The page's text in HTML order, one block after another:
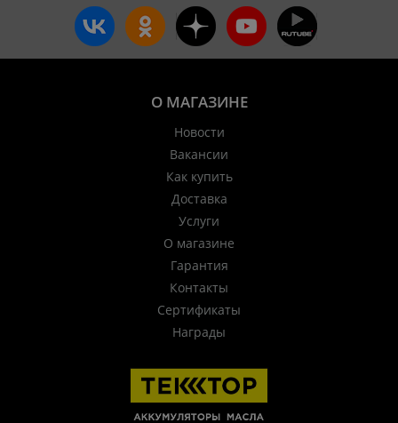
О МАГАЗИНЕ
Новости
Вакансии
Как купить
Доставка
Услуги
О магазине
Гарантия
Контакты
Сертификаты
Награды